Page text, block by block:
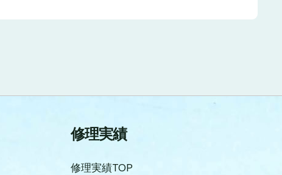
修理実績
修理実績TOP